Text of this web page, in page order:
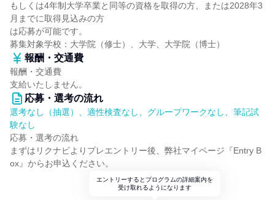
もしくは4年制大学卒業と同等の資格を取得の方、または2028年3
月までに取得見込みの方
は応募が可能です。
募集対象学校：大学院（修士）、大学、大学院（博士）
報酬・交通費
報酬・交通費
支給いたしません。
応募・選考の流れ
選考なし（抽選）、適性検査なし、グループワークなし、筆記試
験なし
応募・選考の流れ
まずはリクナビよりプレエントリー後、弊社マイページ『Entry B
ox』からお申込ください。
エントリーするとプログラムの詳細案内を
受け取れるようになります